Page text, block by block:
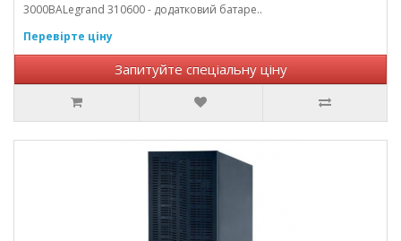
3000ВАLegrand 310600 - додатковий батаре..
Перевірте ціну
Запитуйте спеціальну ціну